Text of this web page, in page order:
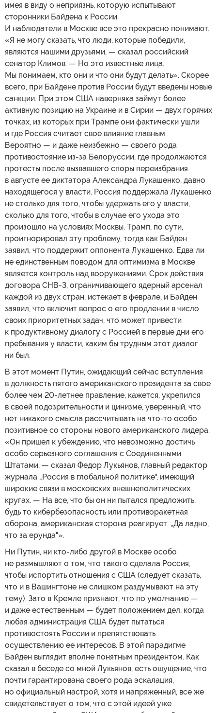
имея в виду о неприязнь, которую испытывают
сторонники Байдена к России.
И наблюдатели в Москве все это прекрасно понимают.
«Я не могу сказать, что люди, которые победили,
являются нашими друзьями, — сказал российский
сенатор Климов. — Но это известные лица.
Мы понимаем, кто они и что они будут делать». Скорее
всего, при Байдене против России будут введены новые
санкции. При этом США наверняка займут более
активную позицию на Украине и в Сирии — двух горячих
точках, из которых при Трампе они фактически ушли
и где Россия считает свое влияние главным.
Вероятно — и даже неизбежно — своего рода
противостояние из-за Белоруссии, где продолжаются
протесты после вызвавшего споры переизбрания
в августе ее диктатора Александра Лукашенко, давно
находящегося у власти. Россия поддержала Лукашенко
не столько для того, чтобы удержать его у власти,
сколько для того, чтобы в случае его ухода это
произошло на условиях Москвы. Трамп, по сути,
проигнорировал эту проблему, тогда как Байден
заявил, что поддержит оппонента Лукашенко. Едва ли
не единственным поводом для оптимизма в Москве
является контроль над вооружениями. Срок действия
договора СНВ-3, ограничивающего ядерный арсенал
каждой из двух стран, истекает в феврале, и Байден
заявил, что включит вопрос о его продлении в число
своих приоритетных задач, что может привести
к продуктивному диалогу с Россией в первые дни его
пребывания у власти, каким бы трудным этот диалог
ни был.
В этот момент Путин, ожидающий сейчас вступления
в должность пятого американского президента за свое
более чем 20-летнее правление, кажется, укрепился
в своей подозрительности и цинизме, уверенный, что
нет никакого смысла рассчитывать на что-то особо
позитивное со стороны нового американского лидера.
«Он пришел к убеждению, что невозможно достичь
особо серьезного соглашения с Соединенными
Штатами, — сказал Федор Лукьянов, главный редактор
журнала „Россия в глобальной политике", имеющий
широкие связи в московских внешнеполитических
кругах. — На все, что бы он ни пытался предложить,
будь то кибербезопасность или противоракетная
оборона, американская сторона реагирует: „Да ладно,
что за ерунда"».
Ни Путин, ни кто-либо другой в Москве особо
не размышляют о том, что такого сделала Россия,
чтобы испортить отношения с США (следует сказать,
что и в Вашингтоне не слишком раздумывают на эту
тему). Зато в Кремле признают, что по умолчанию —
и даже естественным — будет положением дел, когда
любая администрация США будет пытаться
противостоять России и препятствовать
осуществлению ее интересов. В этой парадигме
Байден выглядит вполне понятным президентом. Как
сказал в беседе со мной Лукьянов, есть ощущение, что
почти гарантирована своего рода эскалация,
но официальный настрой, хотя и напряженный, все же
свидетельствует о том, что с этой идеей уже